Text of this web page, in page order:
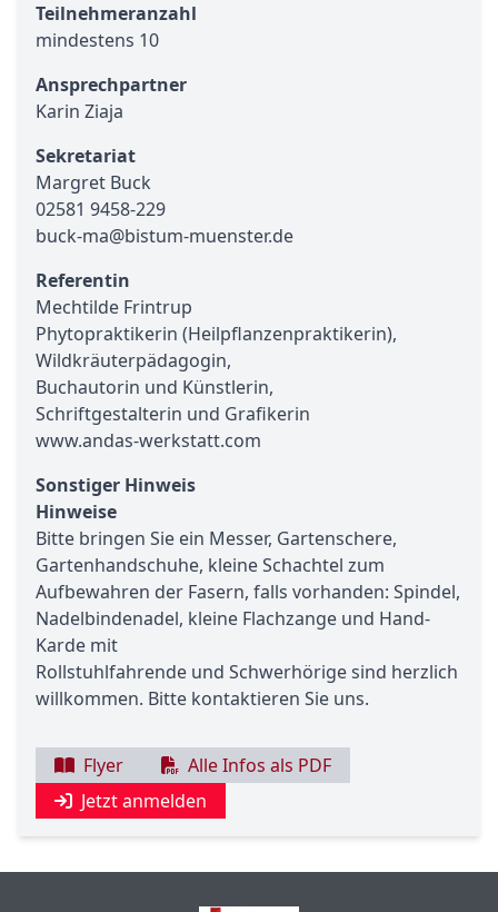
Teilnehmeranzahl
mindestens 10
Ansprechpartner
Karin Ziaja
Sekretariat
Margret Buck
02581 9458-229
buck-ma@bistum-muenster.de
Referentin
Mechtilde Frintrup
Phytopraktikerin (Heilpflanzenpraktikerin),
Wildkräuterpädagogin,
Buchautorin und Künstlerin,
Schriftgestalterin und Grafikerin
www.andas-werkstatt.com
Sonstiger Hinweis
Hinweise
Bitte bringen Sie ein Messer, Gartenschere,
Gartenhandschuhe, kleine Schachtel zum
Aufbewahren der Fasern, falls vorhanden: Spindel,
Nadelbindenadel, kleine Flachzange und Hand-
Karde mit
Rollstuhlfahrende und Schwerhörige sind herzlich
willkommen. Bitte kontaktieren Sie uns.
Flyer
Alle Infos als PDF
Jetzt anmelden